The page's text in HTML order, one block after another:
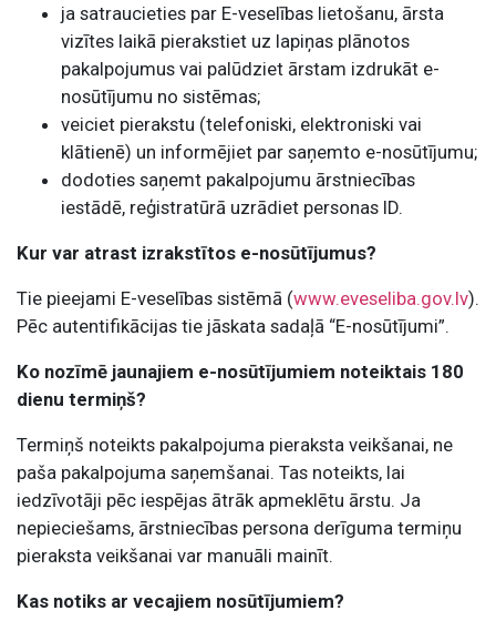
ja satraucieties par E-veselības lietošanu, ārsta
vizītes laikā pierakstiet uz lapiņas plānotos
pakalpojumus vai palūdziet ārstam izdrukāt e-
nosūtījumu no sistēmas;
veiciet pierakstu (telefoniski, elektroniski vai
klātienē) un informējiet par saņemto e-nosūtījumu;
dodoties saņemt pakalpojumu ārstniecības
iestādē, reģistratūrā uzrādiet personas ID.
Kur var atrast izrakstītos e-nosūtījumus?
Tie pieejami E-veselības sistēmā (www.eveseliba.gov.lv).
Pēc autentifikācijas tie jāskata sadaļā “E-nosūtījumi”.
Ko nozīmē jaunajiem e-nosūtījumiem noteiktais 180
dienu termiņš?
Termiņš noteikts pakalpojuma pieraksta veikšanai, ne
paša pakalpojuma saņemšanai. Tas noteikts, lai
iedzīvotāji pēc iespējas ātrāk apmeklētu ārstu. Ja
nepieciešams, ārstniecības persona derīguma termiņu
pieraksta veikšanai var manuāli mainīt.
Kas notiks ar vecajiem nosūtījumiem?